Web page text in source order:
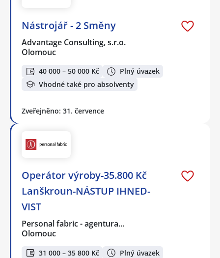
Nástrojář - 2 Směny
Advantage Consulting, s.r.o.
Olomouc
40 000 – 50 000 Kč
Plný úvazek
Vhodné také pro absolventy
Zveřejněno: 31. července
Operátor výroby-35.800 Kč
Lanškroun-NÁSTUP IHNED-
VIST
Personal fabric - agentura…
Olomouc
31 000 – 35 800 Kč
Plný úvazek